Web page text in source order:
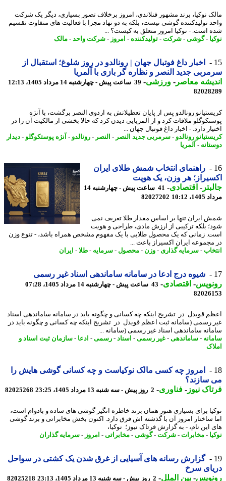
نوکیا، برند مشهور فنلاندی، امروز برخلاف تصور بسیاری، دیگر یک شرکت
تولیدکننده گوشی نیست، بلکه به دو نهاد مجزا با فعالیت های متفاوت تقسیم
است. - نوکیا امروز متعلق به کیست؟ ...
-گوشی-شرکت-تولیدکننده-امروز- شرکت واحد-مالک
اخبار داغ فوتبال جهان | رونالدو در روز شلوغ؛ استقبال از
جدید النصر و نظاره گر بازی با آلمریا
معاصر-ورزشی-39 ساعت پیش - چهارشنبه 14 مرداد 1405، 12:13
رونالدو پس از پایان تعطیلاتش به اردوی النصر برگشت، با آنژه
ملاقات کرد و از آلمریایی دیدن کرد که حالا بخشی از مالکیت آن را در
دارد. - اخبار داغ فوتبال جهان ...
رونالدو-سرمربی جدید النصر-النصر-رونالدو-آنژه پوستکوگلو-دیدار
-آلمریا
راهنمای انتخاب شمش طلای ایران
هر وزن، یک هویت
-اقتصادی-
41 ساعت پیش - چهارشنبه 14
10:12
82027202
ایران تنها بر اساس مقدار طلا تعریف نمی
بلکه ترکیبی از ارزش مادی، طراحی و هویت
زمانی که یک محصول طلایی با یک مفهوم مشخص همراه باشد، - تنوع وزن
ایران اکسیراز باعث ...
-سرمایه گذاری- وزن - محصول-سرمایه -طلا-ایران
شیوه درج ادعا در سامانه ساماندهی اسناد غیر رسمی
-اقتصادی-43 ساعت پیش - چهارشنبه 14 مرداد 1405، 07:28
قویدل در تشریح اینکه چه کسانی و چگونه باید در سامانه ساماندهی اسناد
رسمی (سامانه ثبت اعظم قویدل در تشریح اینکه چه کسانی و چگونه باید در
ساماندهی اسناد غیر رسمی (سامانه ...
-ساماندهی-غیر رسمی-اسناد-رسمی-ادعا -سازمان ثبت اسناد و
امروز چه کسی مالک نوکیاست و چه کسانی گوشی هایش را
سازند؟
نیوز-فناوری- 2 روز پیش - سه شنبه 13 مرداد 1405، 23:25 82025268
برای بسیاری هنوز همان برند خاطره انگیز گوشی های ساده و بادوام است،
ساختار امروز آن با گذشته اش فرق دارد. اکنون بخش مخابراتی و برند گوشی
این نام، - به گزارش فرتاک نیوز؛ نوکیا،
-مخابرات- شرکت-گوشی-مخابراتی-امروز- سرمایه گذاران
گزارش رسانه های آسیایی از غرق شدن یک کشتی در سواحل
سرخ
-بین الملل-2 روز پیش - سه شنبه 13 مرداد 1405، 23:13 82025218